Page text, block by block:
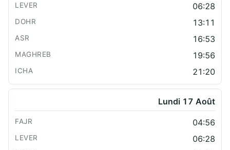
06:28
13:11
16:53
19:56
21:20
Lundi 17 Août
04:56
06:28